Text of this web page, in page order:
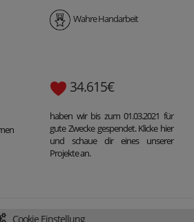
Wahre Handarbeit
34.615€
haben wir bis zum 01.03.2021 für
gute Zwecke gespendet. Klicke hier
und schaue dir eines unserer
Projekte an.
Cookie Einstellung